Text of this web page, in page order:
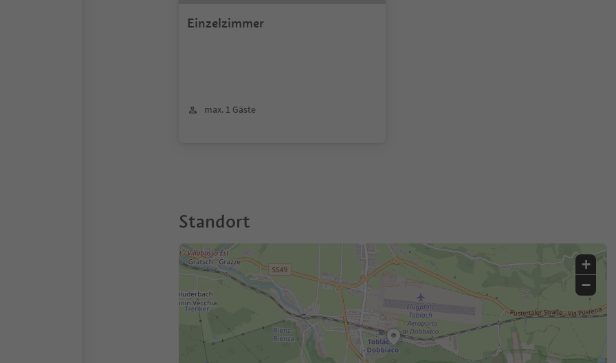
Einzelzimmer
max. 1 Gäste
Standort
+
−